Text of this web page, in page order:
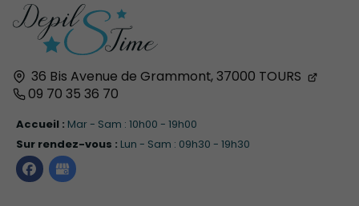
36 Bis Avenue de Grammont,37000 TOURS
09 70 35 36 70
Accueil : Mar - Sam : 10h00 - 19h00
Sur rendez-vous : Lun - Sam : 09h30 - 19h30